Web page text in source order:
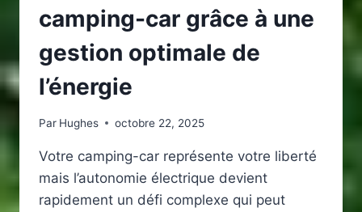
camping-car grâce à une
gestion optimale de
l’énergie
Par Hughes octobre 22, 2025
Votre camping-car représente votre liberté
mais l’autonomie électrique devient
rapidement un défi complexe qui peut